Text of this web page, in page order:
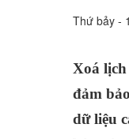
Thứ bảy -
Xoá
đảm
dữ liệu